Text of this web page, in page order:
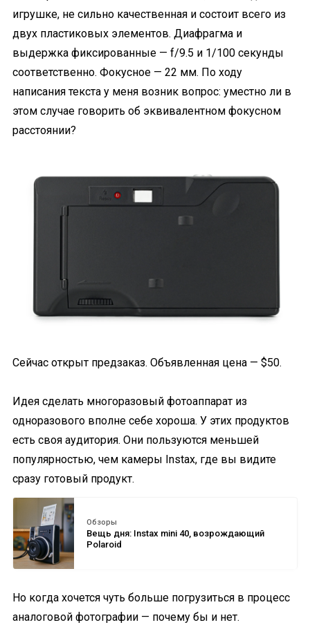
игрушке, не сильно качественная и состоит всего из
двух пластиковых элементов. Диафрагма и
выдержка фиксированные — f/9.5 и 1/100 секунды
соответственно. Фокусное — 22 мм. По ходу
написания текста у меня возник вопрос: уместно ли в
этом случае говорить об эквивалентном фокусном
расстоянии?
Сейчас открыт предзаказ. Объявленная цена — $50.
Идея сделать многоразовый фотоаппарат из
одноразового вполне себе хороша. У этих продуктов
есть своя аудитория. Они пользуются меньшей
популярностью, чем камеры Instax, где вы видите
сразу готовый продукт.
Обзоры
Вещь дня: Instax mini 40, возрождающий
Polaroid
Но когда хочется чуть больше погрузиться в процесс
аналоговой фотографии — почему бы и нет.